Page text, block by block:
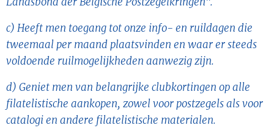
c) Heeft men toegang tot onze info- en ruildagen die
tweemaal per maand plaatsvinden en waar er steeds
voldoende ruilmogelijkheden aanwezig zijn.
d) Geniet men van belangrijke clubkortingen op alle
filatelistische aankopen, zowel voor postzegels als voor
catalogi en andere filatelistische materialen.